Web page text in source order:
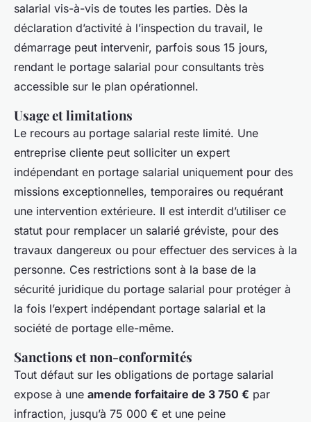
salarial vis-à-vis de toutes les parties. Dès la
déclaration d’activité à l’inspection du travail, le
démarrage peut intervenir, parfois sous 15 jours,
rendant le portage salarial pour consultants très
accessible sur le plan opérationnel.
Usage et limitations
Le recours au portage salarial reste limité. Une
entreprise cliente peut solliciter un expert
indépendant en portage salarial uniquement pour des
missions exceptionnelles, temporaires ou requérant
une intervention extérieure. Il est interdit d’utiliser ce
statut pour remplacer un salarié gréviste, pour des
travaux dangereux ou pour effectuer des services à la
personne. Ces restrictions sont à la base de la
sécurité juridique du portage salarial pour protéger à
la fois l’expert indépendant portage salarial et la
société de portage elle-même.
Sanctions et non-conformités
Tout défaut sur les obligations de portage salarial
expose à une amende forfaitaire de 3 750 € par
infraction, jusqu’à 75 000 € et une peine